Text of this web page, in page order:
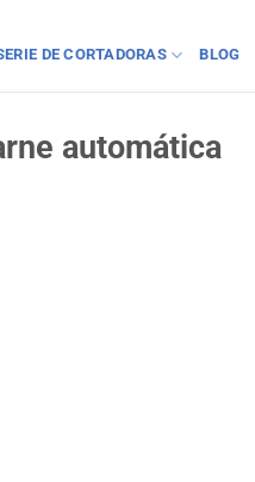
DE CORTADORAS BLOG
automática